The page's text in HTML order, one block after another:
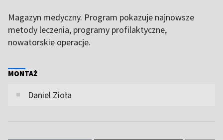
Magazyn medyczny. Program pokazuje najnowsze
metody leczenia, programy profilaktyczne,
nowatorskie operacje.
MONTAŻ
Daniel Zioła